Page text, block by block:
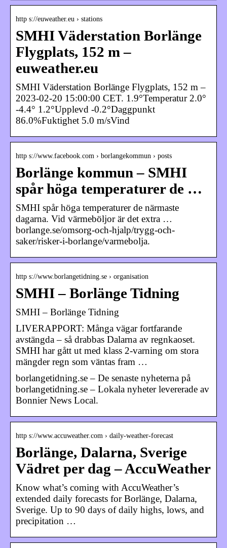
http s://euweather.eu › stations
SMHI Väderstation Borlänge
Flygplats, 152 m –
euweather.eu
SMHI Väderstation Borlänge Flygplats, 152 m –
2023-02-20 15:00:00 CET. 1.9°Temperatur 2.0°
-4.4° 1.2°Upplevd -0.2°Daggpunkt
86.0%Fuktighet 5.0 m/sVind
http s://www.facebook.com › borlangekommun › posts
Borlänge kommun – SMHI
spår höga temperaturer de …
SMHI spår höga temperaturer de närmaste
dagarna. Vid värmeböljor är det extra …
borlange.se/omsorg-och-hjalp/trygg-och-
saker/risker-i-borlange/varmebolja.
http s://www.borlangetidning.se › organisation
SMHI – Borlänge Tidning
SMHI – Borlänge Tidning
LIVERAPPORT: Många vägar fortfarande
avstängda – så drabbas Dalarna av regnkaoset.
SMHI har gått ut med klass 2-varning om stora
mängder regn som väntas fram …
borlangetidning.se – De senaste nyheterna på
borlangetidning.se – Lokala nyheter levererade av
Bonnier News Local.
http s://www.accuweather.com › daily-weather-forecast
Borlänge, Dalarna, Sverige
Vädret per dag – AccuWeather
Know what’s coming with AccuWeather’s
extended daily forecasts for Borlänge, Dalarna,
Sverige. Up to 90 days of daily highs, lows, and
precipitation …